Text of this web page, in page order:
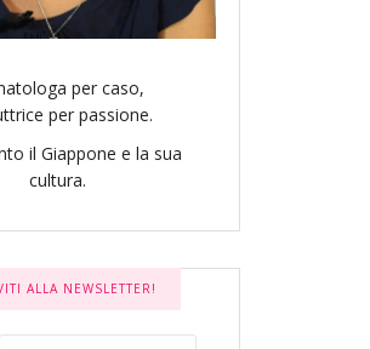
per caso,
per passione.
il Giappone e la sua
cultura.
ALLA NEWSLETTER!